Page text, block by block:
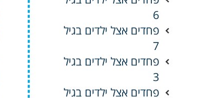
6
פחדים אצל ילדים בגיל
7
פחדים אצל ילדים בגיל
3
פחדים אצל ילדים בגיל